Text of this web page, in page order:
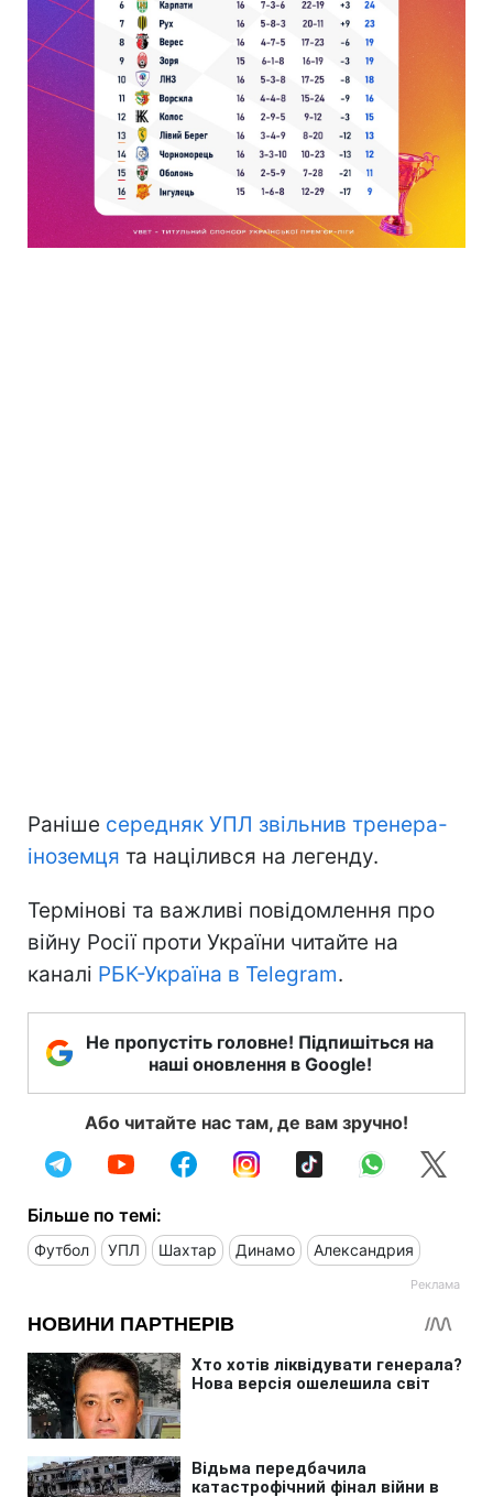
Раніше середняк УПЛ звільнив тренера-
іноземця та націлився на легенду.
Термінові та важливі повідомлення про
війну Росії проти України читайте на
каналі РБК-Україна в Telegram.
Не пропустіть головне! Підпишіться на
наші оновлення в Google!
Або читайте нас там, де вам зручно!
Більше по темі:
Футбол УПЛ Шахтар Динамо Александрия